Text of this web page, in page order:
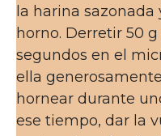
la harina sazonada
horno. Derretir 50
segundos en el
ella
hornear durante
ese tiempo, dar la